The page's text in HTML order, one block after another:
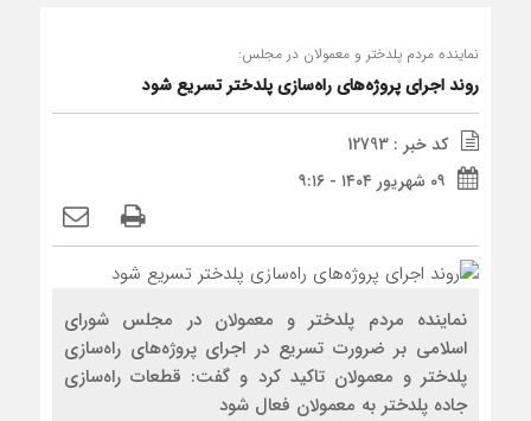
نماینده مردم پلدختر و معمولان در مجلس:
روند اجرای پروژه‌های راه‌سازی پلدختر تسریع شود
کد خبر : 12793
۰۹ شهریور ۱۴۰۴ - ۹:۱۶
نماینده مردم پلدختر و معمولان در مجلس شورای
اسلامی بر ضرورت تسریع در اجرای پروژه‌های راه‌سازی
پلدختر و معمولان تاکید کرد و گفت: قطعات راه‌سازی
جاده پلدختر به معمولان فعال شود